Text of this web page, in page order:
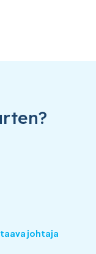
johtaja